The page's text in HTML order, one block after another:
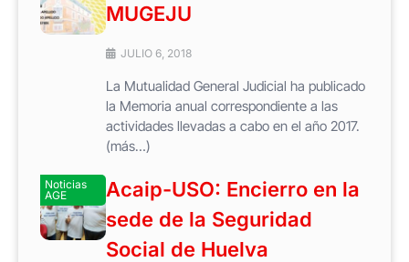
MUGEJU
JULIO 6, 2018
La Mutualidad General Judicial ha publicado
la Memoria anual correspondiente a las
actividades llevadas a cabo en el año 2017.
(más…)
Noticias
AGE
Acaip-USO: Encierro en la
sede de la Seguridad
Social de Huelva